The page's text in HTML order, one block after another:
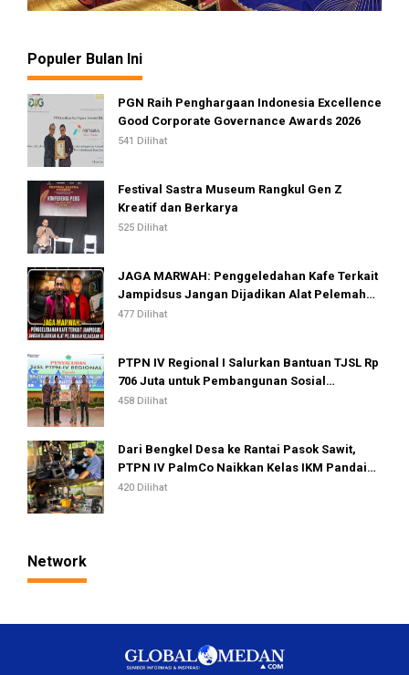
Populer Bulan Ini
PGN Raih Penghargaan Indonesia Excellence
Good Corporate Governance Awards 2026
541 Dilihat
Festival Sastra Museum Rangkul Gen Z
Kreatif dan Berkarya
525 Dilihat
JAGA MARWAH: Penggeledahan Kafe Terkait
Jampidsus Jangan Dijadikan Alat Pelemahan
Kejaksaan RI
477 Dilihat
PTPN IV Regional I Salurkan Bantuan TJSL Rp
706 Juta untuk Pembangunan Sosial
Berkelanjutan
458 Dilihat
Dari Bengkel Desa ke Rantai Pasok Sawit,
PTPN IV PalmCo Naikkan Kelas IKM Pandai
Besi
420 Dilihat
Network